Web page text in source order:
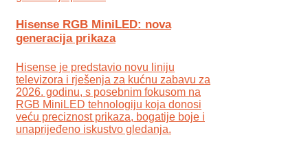
Hisense RGB MiniLED: nova
generacija prikaza
Hisense je predstavio novu liniju
televizora i rješenja za kućnu zabavu za
2026. godinu, s posebnim fokusom na
RGB MiniLED tehnologiju koja donosi
veću preciznost prikaza, bogatije boje i
unaprijeđeno iskustvo gledanja.